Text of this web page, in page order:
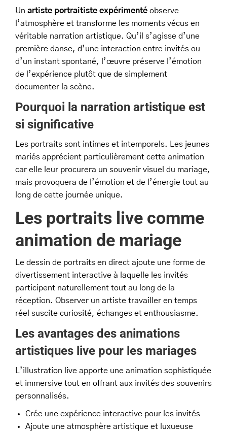
Un artiste portraitiste expérimenté observe
l’atmosphère et transforme les moments vécus en
véritable narration artistique. Qu’il s’agisse d’une
première danse, d’une interaction entre invités ou
d’un instant spontané, l’œuvre préserve l’émotion
de l’expérience plutôt que de simplement
documenter la scène.
Pourquoi la narration artistique est
si significative
Les portraits sont intimes et intemporels. Les jeunes
mariés apprécient particulièrement cette animation
car elle leur procurera un souvenir visuel du mariage,
mais provoquera de l’émotion et de l’énergie tout au
long de cette journée unique.
Les portraits live comme
animation de mariage
Le dessin de portraits en direct ajoute une forme de
divertissement interactive à laquelle les invités
participent naturellement tout au long de la
réception. Observer un artiste travailler en temps
réel suscite curiosité, échanges et enthousiasme.
Les avantages des animations
artistiques live pour les mariages
L’illustration live apporte une animation sophistiquée
et immersive tout en offrant aux invités des souvenirs
personnalisés.
Crée une expérience interactive pour les invités
Ajoute une atmosphère artistique et luxueuse